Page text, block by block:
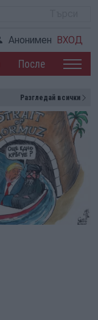
Анонимен ВХОД
После
Разгледай всички